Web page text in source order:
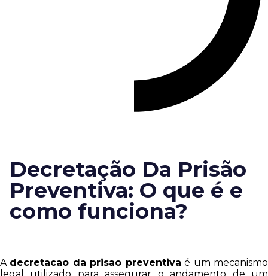
Decretação Da Prisão
Preventiva: O que é e
como funciona?
A decretacao da prisao preventiva é um mecanismo